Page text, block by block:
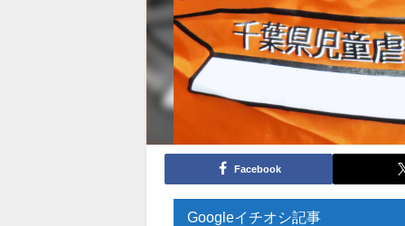
Facebook
Googleイチオシ記事